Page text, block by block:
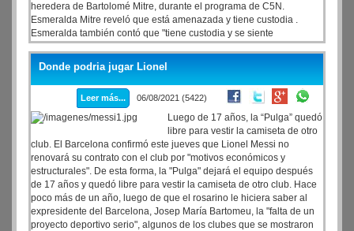
heredera de Bartolomé Mitre, durante el programa de C5N.
Esmeralda Mitre reveló que está amenazada y tiene custodia .
Esmeralda también contó que "tiene custodia y se siente
perseguida". "No me estoy sintiendo bien. Me siento perseguida,
tengo amenazas. Estoy con custodia, nunca en mi vida tuve y ahora
sí. Quisieron hacer callar a mis abogados, coimearlos", explicó.
Donde podria jugar Lionel
Leer más... 06/08/2021 (5422)
Luego de 17 años, la “Pulga” quedó
libre para vestir la camiseta de otro
club. El Barcelona confirmó este jueves que Lionel Messi no
renovará su contrato con el club por "motivos económicos y
estructurales". De esta forma, la "Pulga" dejará el equipo después
de 17 años y quedó libre para vestir la camiseta de otro club. Hace
poco más de un año, luego de que el rosarino le hiciera saber al
expresidente del Barcelona, Josep María Bartomeu, la "falta de un
proyecto deportivo serio", algunos de los clubes que se mostraron